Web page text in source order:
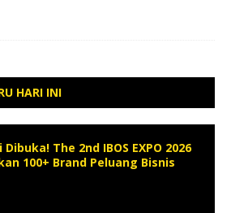
HARI INI
Dibuka! The 2nd IBOS EXPO 2026
100+ Brand Peluang Bisnis